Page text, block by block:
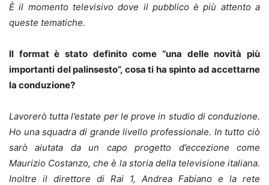
È il momento televisivo dove il pubblico è più attento a
queste tematiche.
Il format è stato definito come “una delle novità più
importanti del palinsesto”, cosa ti ha spinto ad accettarne
la conduzione?
Lavorerò tutta l’estate per le prove in studio di conduzione.
Ho una squadra di grande livello professionale. In tutto ciò
sarò aiutata da un capo progetto d’eccezione come
Maurizio Costanzo, che è la storia della televisione italiana.
Inoltre il direttore di Rai 1, Andrea Fabiano e la rete